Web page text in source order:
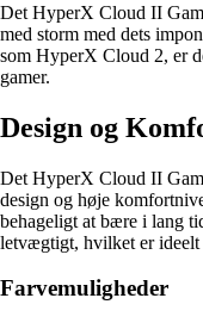
Det HyperX Cloud II
med storm med dets
som HyperX Cloud 2, er
gamer.
Design og
Det HyperX Cloud II
design og høje
behageligt at bære i lang
letvægtigt, hvilket er ideelt
Farvemuligheder